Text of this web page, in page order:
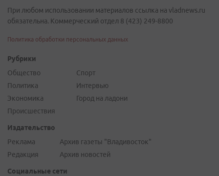
При любом использовании материалов ссылка на vladnews.ru
обязательна. Коммерческий отдел 8 (423) 249-8800
Политика обработки персональных данных
Рубрики
Общество
Политика
Экономика
Происшествия
Спорт
Интервью
Город на ладони
Издательство
Реклама
Редакция
Архив газеты "Владивосток"
Архив новостей
Социальные сети